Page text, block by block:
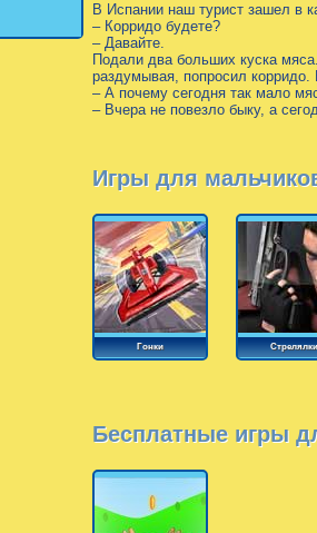
В Испании наш турист зашел в
– Корридо будете?
– Давайте.
Подали два больших куска
раздумывая, попросил
– А почему сегодня так мало
– Вчера не повезло быку, а
Игры для
Гонки Стрелялки
Бесплатные игры